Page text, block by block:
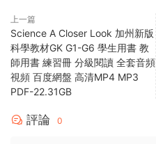
上一篇
Science A Closer Look 加州新版
科學教材GK G1-G6 學生用書 教
師用書 練習冊 分級閱讀 全套音頻
視頻 百度網盤 高清MP4 MP3
PDF-22.31GB
評論 0